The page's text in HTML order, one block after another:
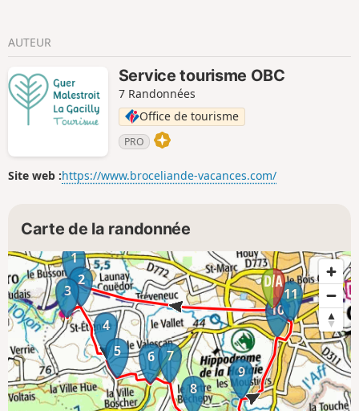
AUTEUR
Service tourisme OBC
7 Randonnées
Office de tourisme
PRO
Site web :https://www.broceliande-vacances.com/
Carte de la randonnée
1
2
3
4
5
6
7
8
9
10
11